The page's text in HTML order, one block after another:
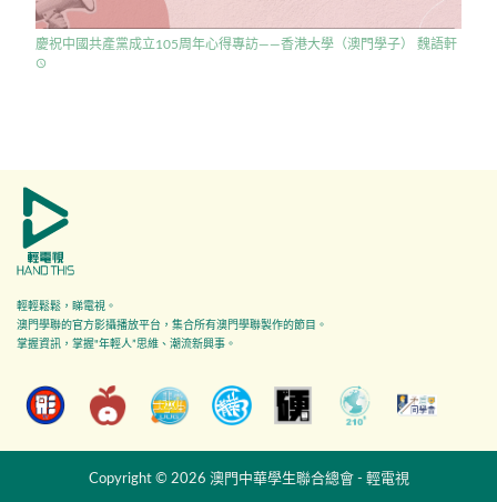
慶祝中國共產黨成立105周年心得專訪——香港大學（澳門學子） 魏語軒
access_time
輕輕鬆鬆，睇電視。
澳門學聯的官方影攝播放平台，集合所有澳門學聯製作的節目。
掌握資訊，掌握"年輕人”思維、潮流新興事。
Copyright © 2026 澳門中華學生聯合總會 - 輕電視